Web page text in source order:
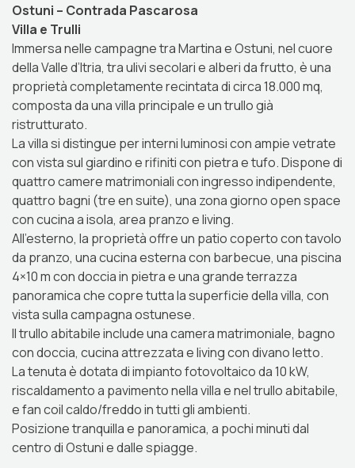
Ostuni – Contrada Pascarosa
Villa e Trulli
Immersa nelle campagne tra Martina e Ostuni, nel cuore
della Valle d’Itria, tra ulivi secolari e alberi da frutto, è una
proprietà completamente recintata di circa 18.000 mq,
composta da una villa principale e un trullo già
ristrutturato.
La villa si distingue per interni luminosi con ampie vetrate
con vista sul giardino e rifiniti con pietra e tufo. Dispone di
quattro camere matrimoniali con ingresso indipendente,
quattro bagni (tre en suite), una zona giorno open space
con cucina a isola, area pranzo e living.
All’esterno, la proprietà offre un patio coperto con tavolo
da pranzo, una cucina esterna con barbecue, una piscina
4×10 m con doccia in pietra e una grande terrazza
panoramica che copre tutta la superficie della villa, con
vista sulla campagna ostunese.
Il trullo abitabile include una camera matrimoniale, bagno
con doccia, cucina attrezzata e living con divano letto.
La tenuta è dotata di impianto fotovoltaico da 10 kW,
riscaldamento a pavimento nella villa e nel trullo abitabile,
e fan coil caldo/freddo in tutti gli ambienti.
Posizione tranquilla e panoramica, a pochi minuti dal
centro di Ostuni e dalle spiagge.